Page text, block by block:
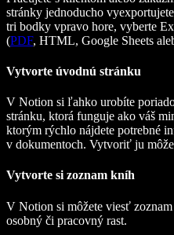
stránky jednoducho
tri bodky vpravo hore, vyberte
(PDF, HTML, Google Sheets
Vytvorte úvodnú stránku
V Notion si ľahko urobíte
stránku, ktorá funguje ako váš
ktorým rýchlo nájdete potrebné
v dokumentoch. Vytvoriť ju
Vytvorte si zoznam kníh
V Notion si môžete viesť zoznam
osobný či pracovný rast.